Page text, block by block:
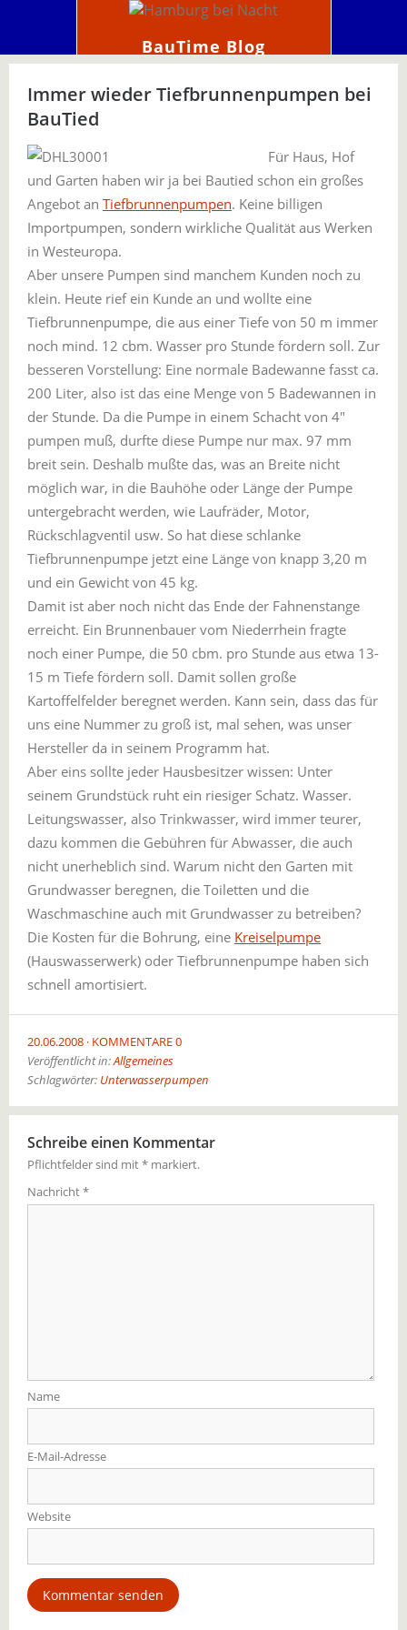
BauTime Blog
Immer wieder Tiefbrunnenpumpen bei
BauTied
Für Haus, Hof
und Garten haben wir ja bei Bautied schon ein großes
Angebot an Tiefbrunnenpumpen. Keine billigen
Importpumpen, sondern wirkliche Qualität aus Werken
in Westeuropa.
Aber unsere Pumpen sind manchem Kunden noch zu
klein. Heute rief ein Kunde an und wollte eine
Tiefbrunnenpumpe, die aus einer Tiefe von 50 m immer
noch mind. 12 cbm. Wasser pro Stunde fördern soll. Zur
besseren Vorstellung: Eine normale Badewanne fasst ca.
200 Liter, also ist das eine Menge von 5 Badewannen in
der Stunde. Da die Pumpe in einem Schacht von 4″
pumpen muß, durfte diese Pumpe nur max. 97 mm
breit sein. Deshalb mußte das, was an Breite nicht
möglich war, in die Bauhöhe oder Länge der Pumpe
untergebracht werden, wie Laufräder, Motor,
Rückschlagventil usw. So hat diese schlanke
Tiefbrunnenpumpe jetzt eine Länge von knapp 3,20 m
und ein Gewicht von 45 kg.
Damit ist aber noch nicht das Ende der Fahnenstange
erreicht. Ein Brunnenbauer vom Niederrhein fragte
noch einer Pumpe, die 50 cbm. pro Stunde aus etwa 13-
15 m Tiefe fördern soll. Damit sollen große
Kartoffelfelder beregnet werden. Kann sein, dass das für
uns eine Nummer zu groß ist, mal sehen, was unser
Hersteller da in seinem Programm hat.
Aber eins sollte jeder Hausbesitzer wissen: Unter
seinem Grundstück ruht ein riesiger Schatz. Wasser.
Leitungswasser, also Trinkwasser, wird immer teurer,
dazu kommen die Gebühren für Abwasser, die auch
nicht unerheblich sind. Warum nicht den Garten mit
Grundwasser beregnen, die Toiletten und die
Waschmaschine auch mit Grundwasser zu betreiben?
Die Kosten für die Bohrung, eine Kreiselpumpe
(Hauswasserwerk) oder Tiefbrunnenpumpe haben sich
schnell amortisiert.
20.06.2008 KOMMENTARE 0
Veröffentlicht in:Allgemeines
Schlagwörter: Unterwasserpumpen
Schreibe einen Kommentar
Pflichtfelder sind mit* markiert.
Nachricht*
Name
E-Mail-Adresse
Website